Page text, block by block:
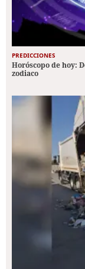
PREDICCIONES
Horóscopo de hoy:
zodiaco